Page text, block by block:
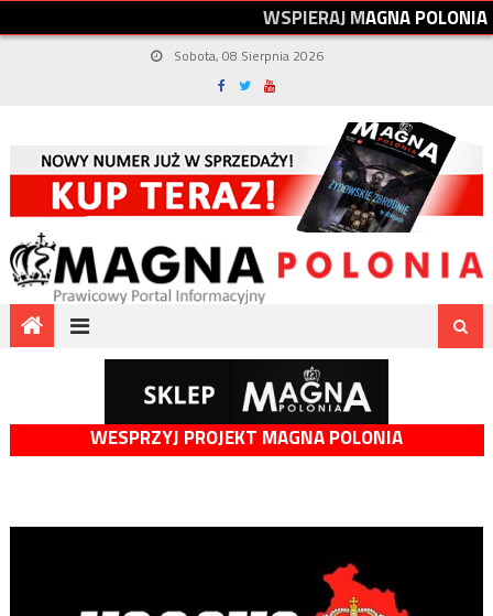
WSPIERAJMAGNAPOLONIA
Sobota, 08 Sierpnia 2026
WESPRZYJ PROJEKT MAGNA POLONIA